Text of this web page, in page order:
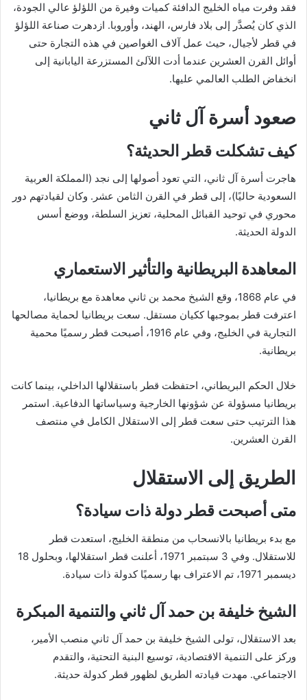
فقد وفرت مياه الخليج الدافئة كميات وفيرة من اللؤلؤ عالي الجودة،
الذي كان يُصدَّر إلى بلاد فارس، الهند، وأوروبا. ازدهرت صناعة اللؤلؤ
في قطر لأجيال، حيث عمل آلاف الغواصين في هذه التجارة حتى
أوائل القرن العشرين عندما أدت اللآلئ المستزرعة اليابانية إلى
انخفاض الطلب العالمي عليها.
صعود أسرة آل ثاني
كيف تشكلت قطر الحديثة؟
هاجرت أسرة آل ثاني، التي تعود أصولها إلى نجد (المملكة العربية
السعودية حاليًا)، إلى قطر في القرن الثامن عشر. وكان لقيادتهم دور
محوري في توحيد القبائل المحلية، تعزيز السلطة، ووضع أسس
الدولة الحديثة.
المعاهدة البريطانية والتأثير الاستعماري
في عام 1868، وقع الشيخ محمد بن ثاني معاهدة مع بريطانيا،
اعترفت قطر بموجبها ككيان مستقل. سعت بريطانيا لحماية مصالحها
التجارية في الخليج، وفي عام 1916، أصبحت قطر رسميًا محمية
بريطانية.
خلال الحكم البريطاني، احتفظت قطر باستقلالها الداخلي، بينما كانت
بريطانيا مسؤولة عن شؤونها الخارجية وسياساتها الدفاعية. استمر
هذا الترتيب حتى سعت قطر إلى الاستقلال الكامل في منتصف
القرن العشرين.
الطريق إلى الاستقلال
متى أصبحت قطر دولة ذات سيادة؟
مع بدء بريطانيا بالانسحاب من منطقة الخليج، استعدت قطر
للاستقلال. وفي 3 سبتمبر 1971، أعلنت قطر استقلالها، وبحلول 18
ديسمبر 1971، تم الاعتراف بها رسميًا كدولة ذات سيادة.
الشيخ خليفة بن حمد آل ثاني والتنمية المبكرة
بعد الاستقلال، تولى الشيخ خليفة بن حمد آل ثاني منصب الأمير،
وركز على التنمية الاقتصادية، توسيع البنية التحتية، والتقدم
الاجتماعي. مهدت قيادته الطريق لظهور قطر كدولة حديثة.